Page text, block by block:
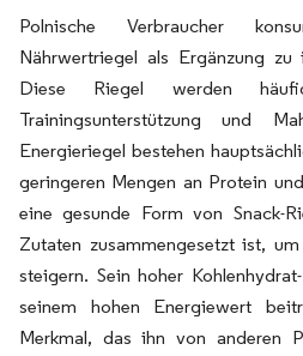
Polnische Verbraucher
Nährwertriegel als Ergänzung zu
Diese Riegel werden
Trainingsunterstützung und
Energieriegel bestehen
geringeren Mengen an Protein
eine gesunde Form von Snack-
Zutaten zusammengesetzt ist,
steigern. Sein hoher
seinem hohen Energiewert
Merkmal, das ihn von anderen